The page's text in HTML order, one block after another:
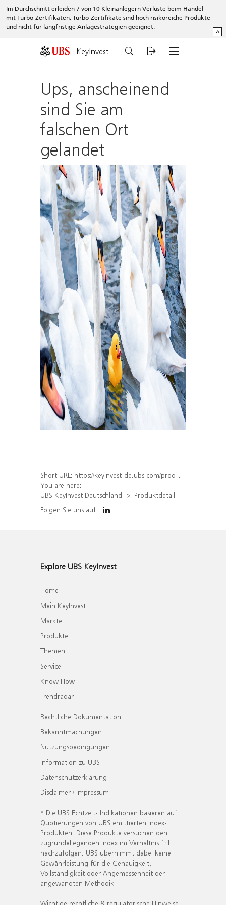
Im Durchschnitt erleiden 7 von 10 Kleinanlegern Verluste beim Handel
mit Turbo-Zertifikaten. Turbo-Zertifikate sind hoch risikoreiche Produkte
und nicht für langfristige Anlagestrategien geeignet.
^
KeyInvest
Ups, anscheinend
sind Sie am
falschen Ort
gelandet
Short URL: https://keyinvest-de.ubs.com/produkt/detail/index/isin/DE000WA8RVH9
You are here:
UBS KeyInvest Deutschland
Produktdetail
Folgen Sie uns auf
Explore UBS KeyInvest
Home
Mein KeyInvest
Märkte
Produkte
Themen
Service
Know How
Trendradar
Rechtliche Dokumentation
Bekanntmachungen
Nutzungsbedingungen
Information zu UBS
Datenschutzerklärung
Disclaimer / Impressum
* Die UBS Echtzeit- Indikationen basieren auf
Quotierungen von UBS emittierten Index-
Produkten. Diese Produkte versuchen den
zugrundeliegenden Index im Verhältnis 1:1
nachzufolgen. UBS übernimmt dabei keine
Gewährleistung für die Genauigkeit,
Vollständigkeit oder Angemessenheit der
angewandten Methodik.